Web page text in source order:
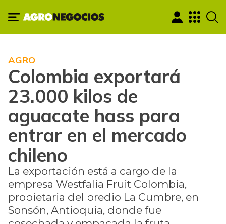
AGRO
Colombia exportará
23.000 kilos de
aguacate hass para
entrar en el mercado
chileno
La exportación está a cargo de la
empresa Westfalia Fruit Colombia,
propietaria del predio La Cumbre, en
Sonsón, Antioquia, donde fue